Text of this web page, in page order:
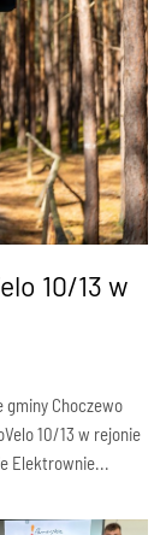
10/13 w
Choczewo
10/13 w rejonie
Elektrownie...